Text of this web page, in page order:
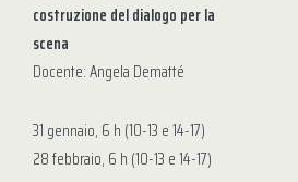
costruzione del dialogo per la
scena
Docente: Angela Dematté
31 gennaio, 6 h (10-13 e 14-17)
28 febbraio, 6 h (10-13 e 14-17)